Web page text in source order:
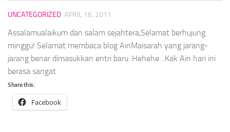
UNCATEGORIZED APRIL 16, 2011
Assalamualaikum dan salam sejahtera,Selamat berhujung
minggu! Selamat membaca blog AinMaisarah yang jarang-
jarang benar dimasukkan entri baru. Hehehe…Kak Ain hari ini
berasa sangat
Share this:
Facebook